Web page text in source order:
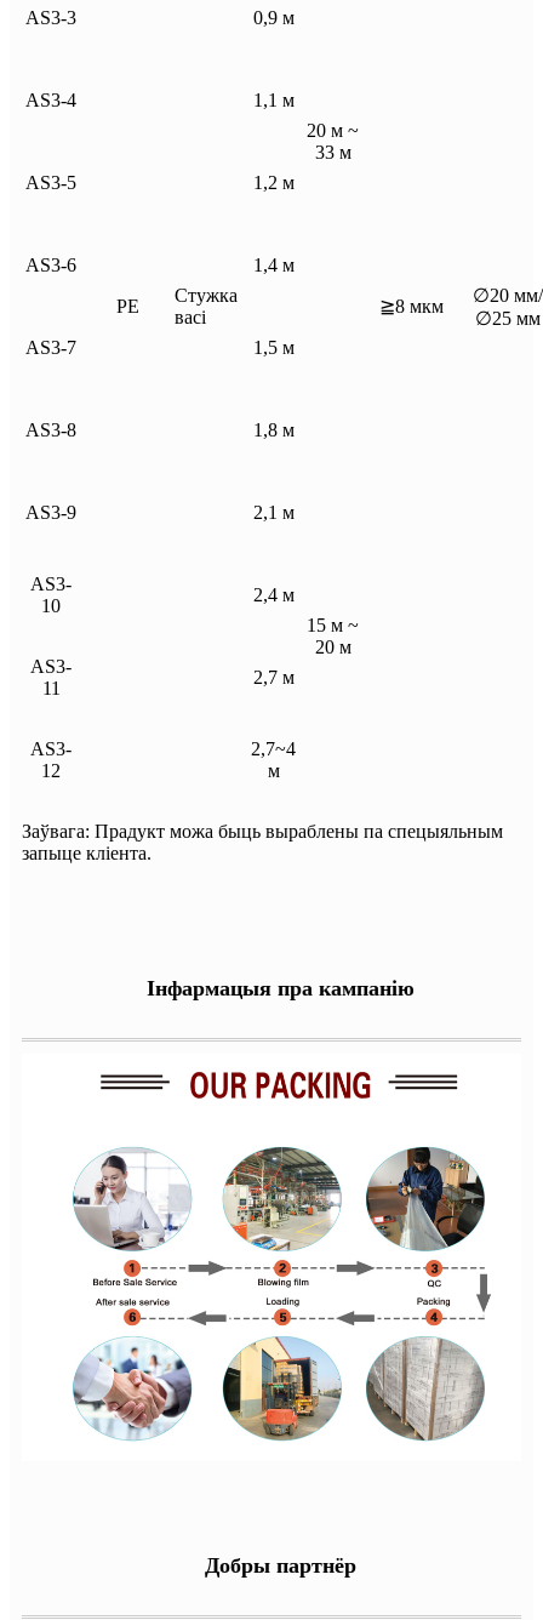
PE
Стужка
васі
20 м ~
33 м
≧8 мкм
∅20 мм/
∅25 мм
AS3-3 0,9 м
AS3-4 1,1 м
AS3-5 1,2 м
AS3-6 1,4 м
AS3-7 1,5 м
AS3-8 1,8 м
AS3-9 2,1 м
15 м ~
20 м
AS3-
10
2,4 м
AS3-
11
2,7 м
AS3-
12
2,7~4
м
Заўвага: Прадукт можа быць выраблены па спецыяльным
запыце кліента.
Інфармацыя пра кампанію
Добры партнёр